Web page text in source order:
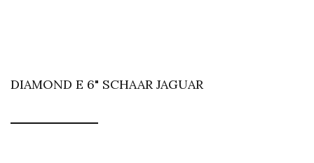
DIAMOND E 6" SCHAAR JAGUAR